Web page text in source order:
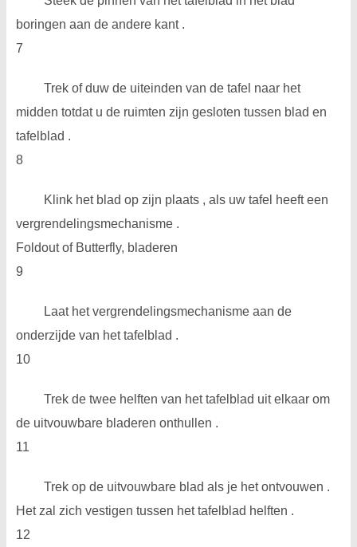
boringen aan de andere kant .
7
Trek of duw de uiteinden van de tafel naar het
midden totdat u de ruimten zijn gesloten tussen blad en
tafelblad .
8
Klink het blad op zijn plaats , als uw tafel heeft een
vergrendelingsmechanisme .
Foldout of Butterfly, bladeren
9
Laat het vergrendelingsmechanisme aan de
onderzijde van het tafelblad .
10
Trek de twee helften van het tafelblad uit elkaar om
de uitvouwbare bladeren onthullen .
11
Trek op de uitvouwbare blad als je het ontvouwen .
Het zal zich vestigen tussen het tafelblad helften .
12